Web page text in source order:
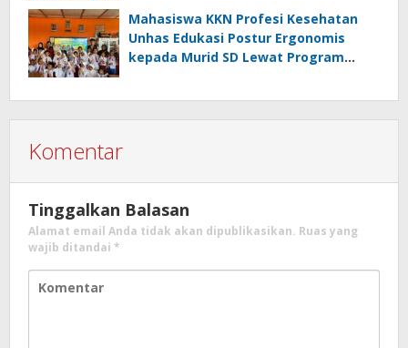
Langkeang
Mahasiswa KKN Profesi Kesehatan
Unhas Edukasi Postur Ergonomis
kepada Murid SD Lewat Program
Komentar
Tinggalkan Balasan
Alamat email Anda tidak akan dipublikasikan. Ruas yang
wajib ditandai *